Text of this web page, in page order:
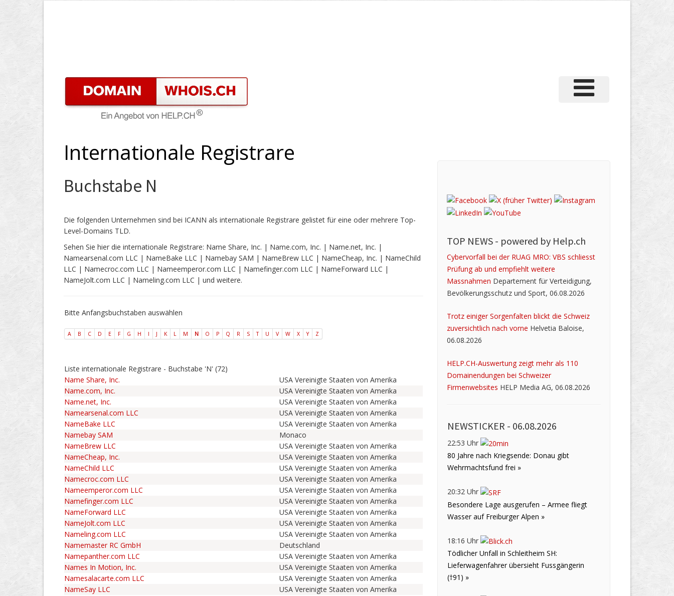
Internationale Registrare
Buchstabe N
Die folgenden Unternehmen sind bei ICANN als internationale Registrare gelistet für eine oder mehrere Top-
Level-Domains TLD.
Sehen Sie hier die internationale Registrare: Name Share, Inc. | Name.com, Inc. | Name.net, Inc. |
Namearsenal.com LLC | NameBake LLC | Namebay SAM | NameBrew LLC | NameCheap, Inc. | NameChild
LLC | Namecroc.com LLC | Nameemperor.com LLC | Namefinger.com LLC | NameForward LLC |
NameJolt.com LLC | Nameling.com LLC | und weitere.
Bitte Anfangsbuchstaben auswählen
A B C D E F G H I J K L M N O P Q R S T U V W X Y Z
Liste internationale Registrare - Buchstabe 'N' (72)
Name Share, Inc.
USA Vereinigte Staaten von Amerika
Name.com, Inc.
USA Vereinigte Staaten von Amerika
Name.net, Inc.
USA Vereinigte Staaten von Amerika
Namearsenal.com LLC
USA Vereinigte Staaten von Amerika
NameBake LLC
USA Vereinigte Staaten von Amerika
Namebay SAM
Monaco
NameBrew LLC
USA Vereinigte Staaten von Amerika
NameCheap, Inc.
USA Vereinigte Staaten von Amerika
NameChild LLC
USA Vereinigte Staaten von Amerika
Namecroc.com LLC
USA Vereinigte Staaten von Amerika
Nameemperor.com LLC
USA Vereinigte Staaten von Amerika
Namefinger.com LLC
USA Vereinigte Staaten von Amerika
NameForward LLC
USA Vereinigte Staaten von Amerika
NameJolt.com LLC
USA Vereinigte Staaten von Amerika
Nameling.com LLC
USA Vereinigte Staaten von Amerika
Namemaster RC GmbH
Deutschland
Namepanther.com LLC
USA Vereinigte Staaten von Amerika
Names In Motion, Inc.
USA Vereinigte Staaten von Amerika
Namesalacarte.com LLC
USA Vereinigte Staaten von Amerika
NameSay LLC
USA Vereinigte Staaten von Amerika
TOP NEWS - powered by Help.ch
Cybervorfall bei der RUAG MRO: VBS schliesst
Prüfung ab und empfiehlt weitere
Massnahmen Departement für Verteidigung,
Bevölkerungsschutz und Sport, 06.08.2026
Trotz einiger Sorgenfalten blickt die Schweiz
zuversichtlich nach vorne Helvetia Baloise,
06.08.2026
HELP.CH-Auswertung zeigt mehr als 110
Domainendungen bei Schweizer
Firmenwebsites HELP Media AG, 06.08.2026
NEWSTICKER - 06.08.2026
22:53 Uhr
80 Jahre nach Kriegsende: Donau gibt
Wehrmachtsfund frei »
20:32 Uhr
Besondere Lage ausgerufen – Armee fliegt
Wasser auf Freiburger Alpen »
18:16 Uhr
Tödlicher Unfall in Schleitheim SH:
Lieferwagenfahrer übersieht Fussgängerin
(†91) »